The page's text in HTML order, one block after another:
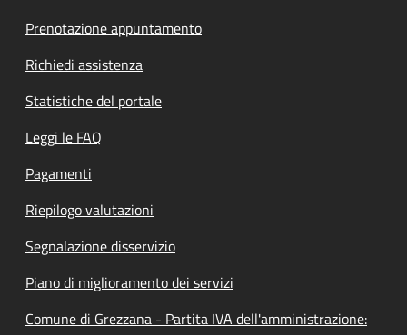
Prenotazione appuntamento
Richiedi assistenza
Statistiche del portale
Leggi le FAQ
Pagamenti
Riepilogo valutazioni
Segnalazione disservizio
Piano di miglioramento dei servizi
Comune di Grezzana - Partita IVA dell'amministrazione: